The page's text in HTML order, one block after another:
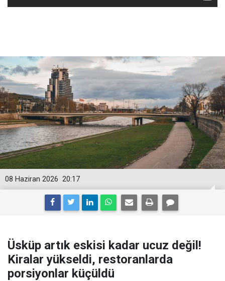
20:17
08 Haziran 2026
Üsküp artık eskisi kadar ucuz değil!
Kiralar yükseldi, restoranlarda
porsiyonlar küçüldü